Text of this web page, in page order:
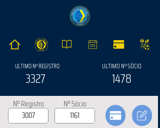
ULTIMO Nº REGISTRO
3327
ULTIMO Nº SÓCIO
1478
Nº Registro Nº Sócio